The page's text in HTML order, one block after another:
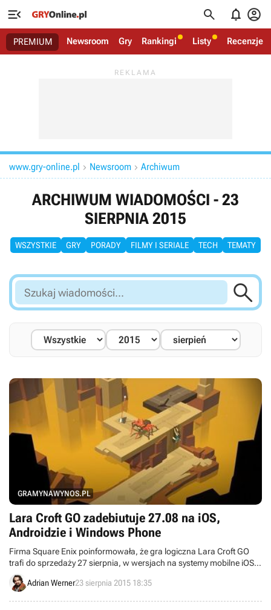
   
PREMIUM Newsroom Gry Rankingi Listy Recenzje
www.gry-online.pl  Newsroom  Archiwum
ARCHIWUM WIADOMOŚCI - 23
SIERPNIA 2015
WSZYSTKIE GRY PORADY FILMY I SERIALE TECH TEMATY
Szukaj
wiadomości...

GRAMYNAWYNOS.PL
Lara Croft GO zadebiutuje 27.08 na iOS,
Androidzie i Windows Phone
Firma Square Enix poinformowała, że gra logiczna Lara Croft GO
trafi do sprzedaży 27 sierpnia, w wersjach na systemy mobilne iOS,
Android i Windows Phone.
Adrian Werner23 sierpnia 2015 18:35